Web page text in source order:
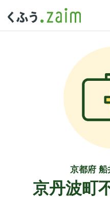
京都府 船
京丹波町